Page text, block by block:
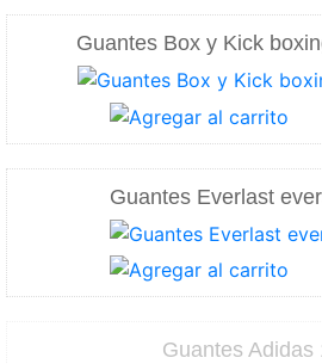
Guantes Box y Kick
Guantes Everlast
Guantes Adidas